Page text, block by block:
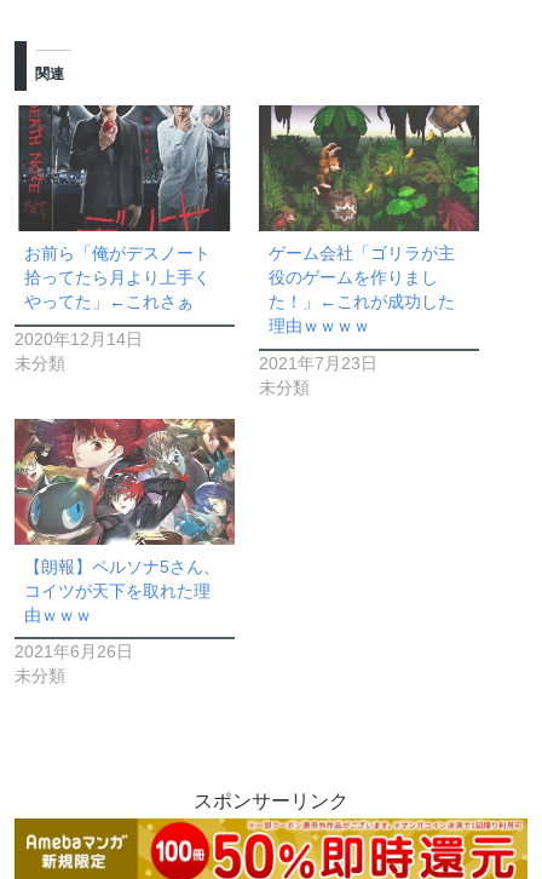
関連
お前ら「俺がデスノート
拾ってたら月より上手く
やってた」←これさぁ
2020年12月14日
未分類
ゲーム会社「ゴリラが主
役のゲームを作りまし
た！」←これが成功した
理由ｗｗｗｗ
2021年7月23日
未分類
【朗報】ペルソナ5さん、
コイツが天下を取れた理
由ｗｗｗ
2021年6月26日
未分類
スポンサーリンク